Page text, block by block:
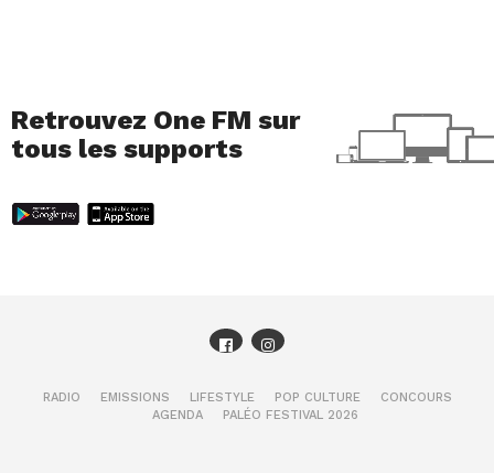
Retrouvez One FM sur
tous les supports
RADIO EMISSIONS LIFESTYLE POP CULTURE
CONCOURS
AGENDA
PALÉO FESTIVAL 2026